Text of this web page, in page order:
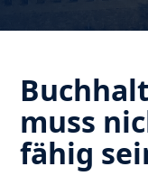
muss
fähig